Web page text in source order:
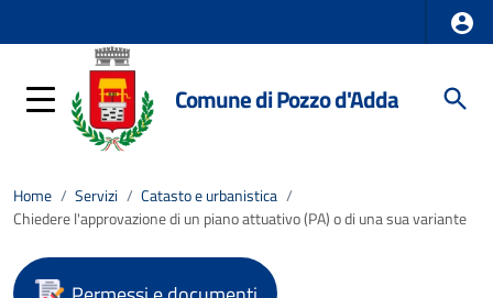
Comune di Pozzo d'Adda
Home / Servizi / Catasto e urbanistica /
Chiedere l'approvazione di un piano attuativo (PA) o di una sua variante